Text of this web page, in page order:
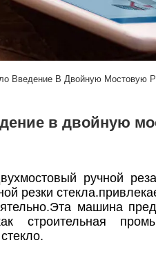
Введение В Двойную
в двойную
ручной
резки
машина
строительная